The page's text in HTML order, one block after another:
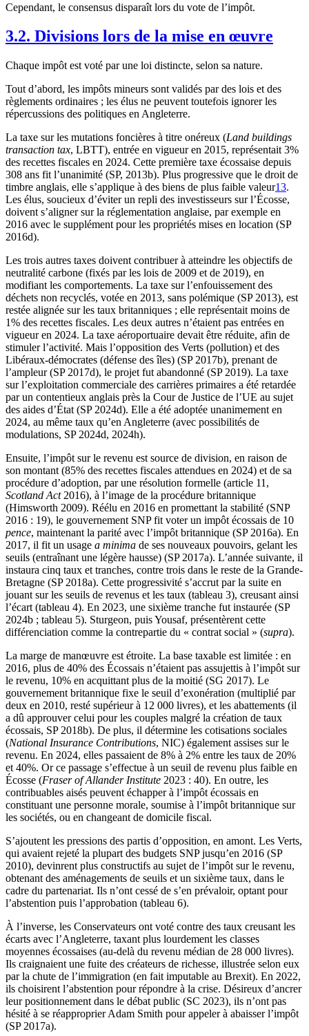
Cependant, le consensus disparaît lors du vote de l’impôt.
3.2. Divisions lors de la mise en œuvre
Chaque impôt est voté par une loi distincte, selon sa nature.
Tout d’abord, les impôts mineurs sont validés par des lois et des
règlements ordinaires ; les élus ne peuvent toutefois ignorer les
répercussions des politiques en Angleterre.
La taxe sur les mutations foncières à titre onéreux (Land buildings
transaction tax, LBTT), entrée en vigueur en 2015, représentait 3%
des recettes fiscales en 2024. Cette première taxe écossaise depuis
308 ans fit l’unanimité (SP, 2013b). Plus progressive que le droit de
timbre anglais, elle s’applique à des biens de plus faible valeur13.
Les élus, soucieux d’éviter un repli des investisseurs sur l’Écosse,
doivent s’aligner sur la réglementation anglaise, par exemple en
2016 avec le supplément pour les propriétés mises en location (SP
2016d).
Les trois autres taxes doivent contribuer à atteindre les objectifs de
neutralité carbone (fixés par les lois de 2009 et de 2019), en
modifiant les comportements. La taxe sur l’enfouissement des
déchets non recyclés, votée en 2013, sans polémique (SP 2013), est
restée alignée sur les taux britanniques ; elle représentait moins de
1% des recettes fiscales. Les deux autres n’étaient pas entrées en
vigueur en 2024. La taxe aéroportuaire devait être réduite, afin de
stimuler l’activité. Mais l’opposition des Verts (pollution) et des
Libéraux-démocrates (défense des îles) (SP 2017b), prenant de
l’ampleur (SP 2017d), le projet fut abandonné (SP 2019). La taxe
sur l’exploitation commerciale des carrières primaires a été retardée
par un contentieux anglais près la Cour de Justice de l’UE au sujet
des aides d’État (SP 2024d). Elle a été adoptée unanimement en
2024, au même taux qu’en Angleterre (avec possibilités de
modulations, SP 2024d, 2024h).
Ensuite, l’impôt sur le revenu est source de division, en raison de
son montant (85% des recettes fiscales attendues en 2024) et de sa
procédure d’adoption, par une résolution formelle (article 11,
Scotland Act2016), à l’image de la procédure britannique
(Himsworth 2009). Réélu en 2016 en promettant la stabilité (SNP
2016 : 19), le gouvernement SNP fit voter un impôt écossais de 10
pence, maintenant la parité avec l’impôt britannique (SP 2016a). En
2017, il fit un usage a minima de ses nouveaux pouvoirs, gelant les
seuils (entraînant une légère hausse) (SP 2017a). L’année suivante, il
instaura cinq taux et tranches, contre trois dans le reste de la Grande-
Bretagne (SP 2018a). Cette progressivité s’accrut par la suite en
jouant sur les seuils de revenus et les taux (tableau 3), creusant ainsi
l’écart (tableau 4). En 2023, une sixième tranche fut instaurée (SP
2024b ; tableau 5). Sturgeon, puis Yousaf, présentèrent cette
différenciation comme la contrepartie du « contrat social » (supra).
La marge de manœuvre est étroite. La base taxable est limitée : en
2016, plus de 40% des Écossais n’étaient pas assujettis à l’impôt sur
le revenu, 10% en acquittant plus de la moitié (SG 2017). Le
gouvernement britannique fixe le seuil d’exonération (multiplié par
deux en 2010, resté supérieur à 12 000 livres), et les abattements (il
a dû approuver celui pour les couples malgré la création de taux
écossais, SP 2018b). De plus, il détermine les cotisations sociales
(National Insurance Contributions, NIC) également assises sur le
revenu. En 2024, elles passaient de 8% à 2% entre les taux de 20%
et 40%. Or ce passage s’effectue à un seuil de revenu plus faible en
Écosse (Fraser of Allander Institute 2023 : 40). En outre, les
contribuables aisés peuvent échapper à l’impôt écossais en
constituant une personne morale, soumise à l’impôt britannique sur
les sociétés, ou en changeant de domicile fiscal.
S’ajoutent les pressions des partis d’opposition, en amont. Les Verts,
qui avaient rejeté la plupart des budgets SNP jusqu’en 2016 (SP
2010), devinrent plus constructifs au sujet de l’impôt sur le revenu,
obtenant des aménagements de seuils et un sixième taux, dans le
cadre du partenariat. Ils n’ont cessé de s’en prévaloir, optant pour
l’abstention puis l’approbation (tableau 6).
À l’inverse, les Conservateurs ont voté contre des taux creusant les
écarts avec l’Angleterre, taxant plus lourdement les classes
moyennes écossaises (au-delà du revenu médian de 28 000 livres).
Ils craignaient une fuite des créateurs de richesse, illustrée selon eux
par la chute de l’immigration (en fait imputable au Brexit). En 2022,
ils choisirent l’abstention pour répondre à la crise. Désireux d’ancrer
leur positionnement dans le débat public (SC 2023), ils n’ont pas
hésité à se réapproprier Adam Smith pour appeler à abaisser l’impôt
(SP 2017a).